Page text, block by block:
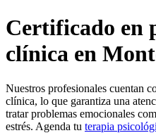
Certificado en
clínica en
Nuestros profesionales cuentan
clínica, lo que garantiza una
tratar problemas emocionales
estrés. Agenda tu terapia